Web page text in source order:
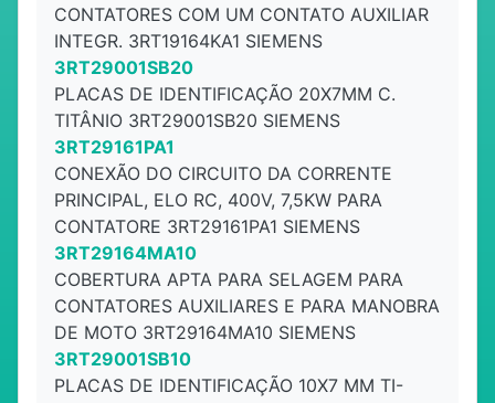
CONTATORES COM UM CONTATO AUXILIAR
INTEGR. 3RT19164KA1 SIEMENS
3RT29001SB20
PLACAS DE IDENTIFICAÇÃO 20X7MM C.
TITÂNIO 3RT29001SB20 SIEMENS
3RT29161PA1
CONEXÃO DO CIRCUITO DA CORRENTE
PRINCIPAL, ELO RC, 400V, 7,5KW PARA
CONTATORE 3RT29161PA1 SIEMENS
3RT29164MA10
COBERTURA APTA PARA SELAGEM PARA
CONTATORES AUXILIARES E PARA MANOBRA
DE MOTO 3RT29164MA10 SIEMENS
3RT29001SB10
PLACAS DE IDENTIFICAÇÃO 10X7 MM TI-